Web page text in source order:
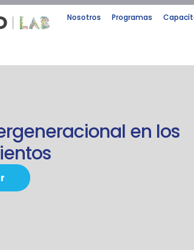
Nosotros Programas
en los